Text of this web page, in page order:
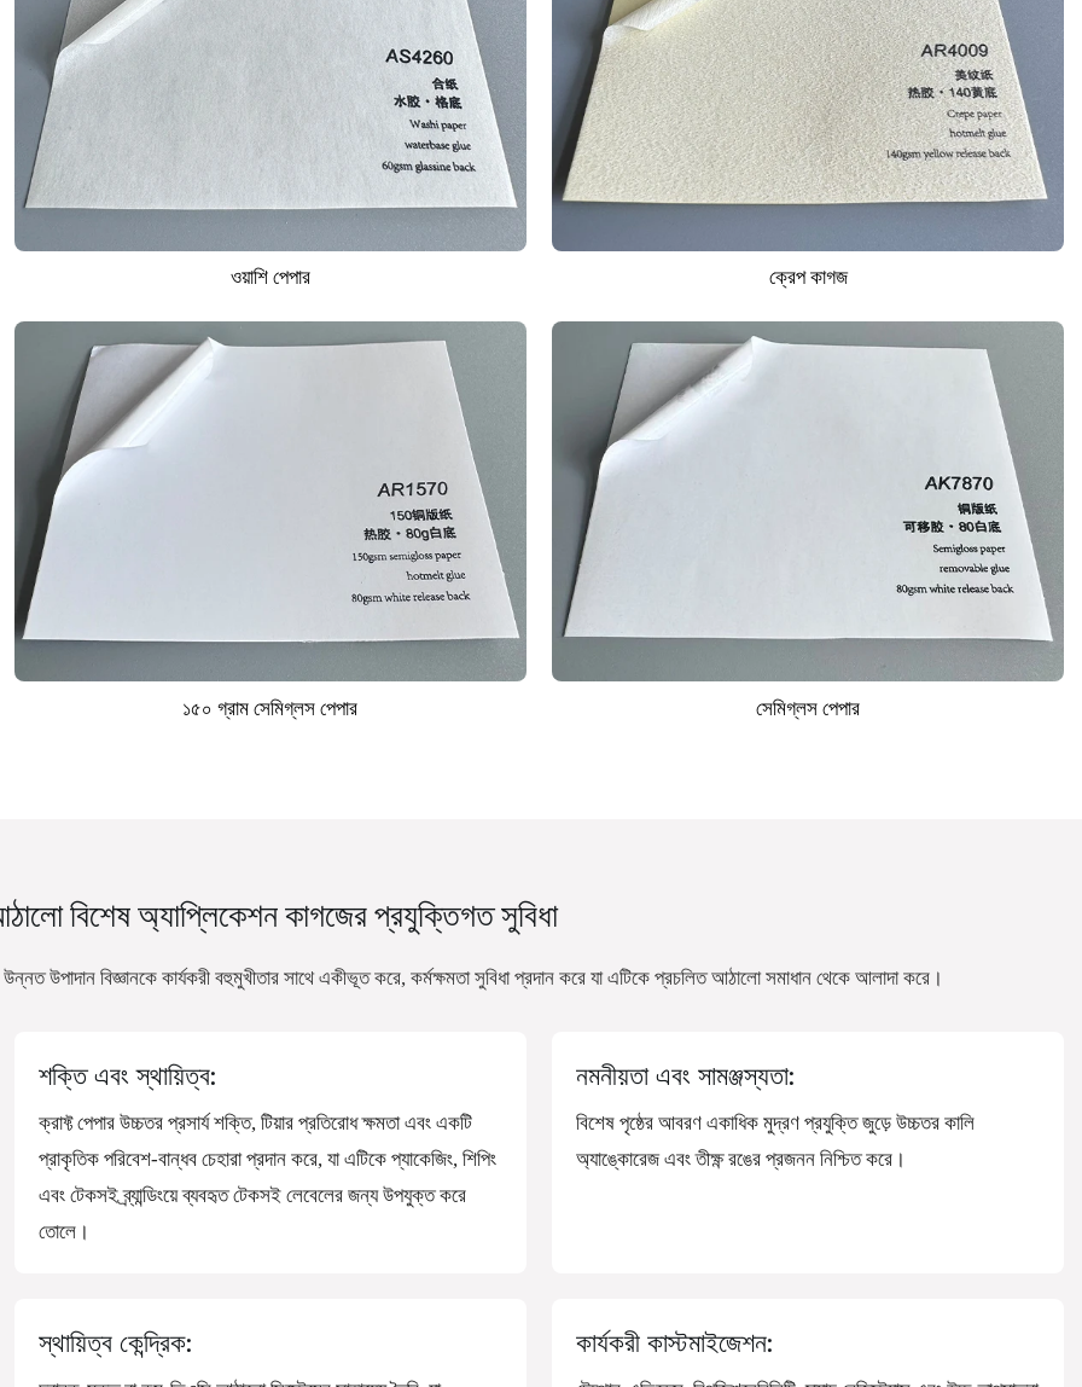
ওয়াশি পেপার ক্রেপ কাগজ
১৫০ গ্রাম সেমিগ্লস পেপার সেমিগ্লস পেপার
বিশেষ অ্যাপ্লিকেশন কাগজেরপ্রযুক্তিগত সুবিধা
উপাদান বিজ্ঞানকে কার্যকরী বহুমুখীতার সাথে একীভূত করে, কর্মক্ষমতা সুবিধা প্রদান করে যা এটিকে প্রচলিত আঠালো সমাধান থেকে আলাদা করে।
শক্তি এবং স্থায়িত্ব:
ক্রাফ্ট পেপার উচ্চতর প্রসার্য শক্তি, টিয়ার প্রতিরোধ ক্ষমতা এবং একটি
প্রাকৃতিক পরিবেশ-বান্ধব চেহারা প্রদান করে, যা এটিকে প্যাকেজিং, শিপিং
এবং টেকসই ব্র্যান্ডিংয়ে ব্যবহৃত টেকসই লেবেলের জন্য উপযুক্ত করে
তোলে।
নমনীয়তা এবং সামঞ্জস্যতা:
বিশেষ পৃষ্ঠের আবরণ একাধিক মুদ্রণ প্রযুক্তি জুড়ে উচ্চতর কালি
অ্যাঙ্কোরেজ এবং তীক্ষ্ণ রঙের প্রজনন নিশ্চিত করে।
স্থায়িত্ব কেন্দ্রিক: কার্যকরী কাস্টমাইজেশন: